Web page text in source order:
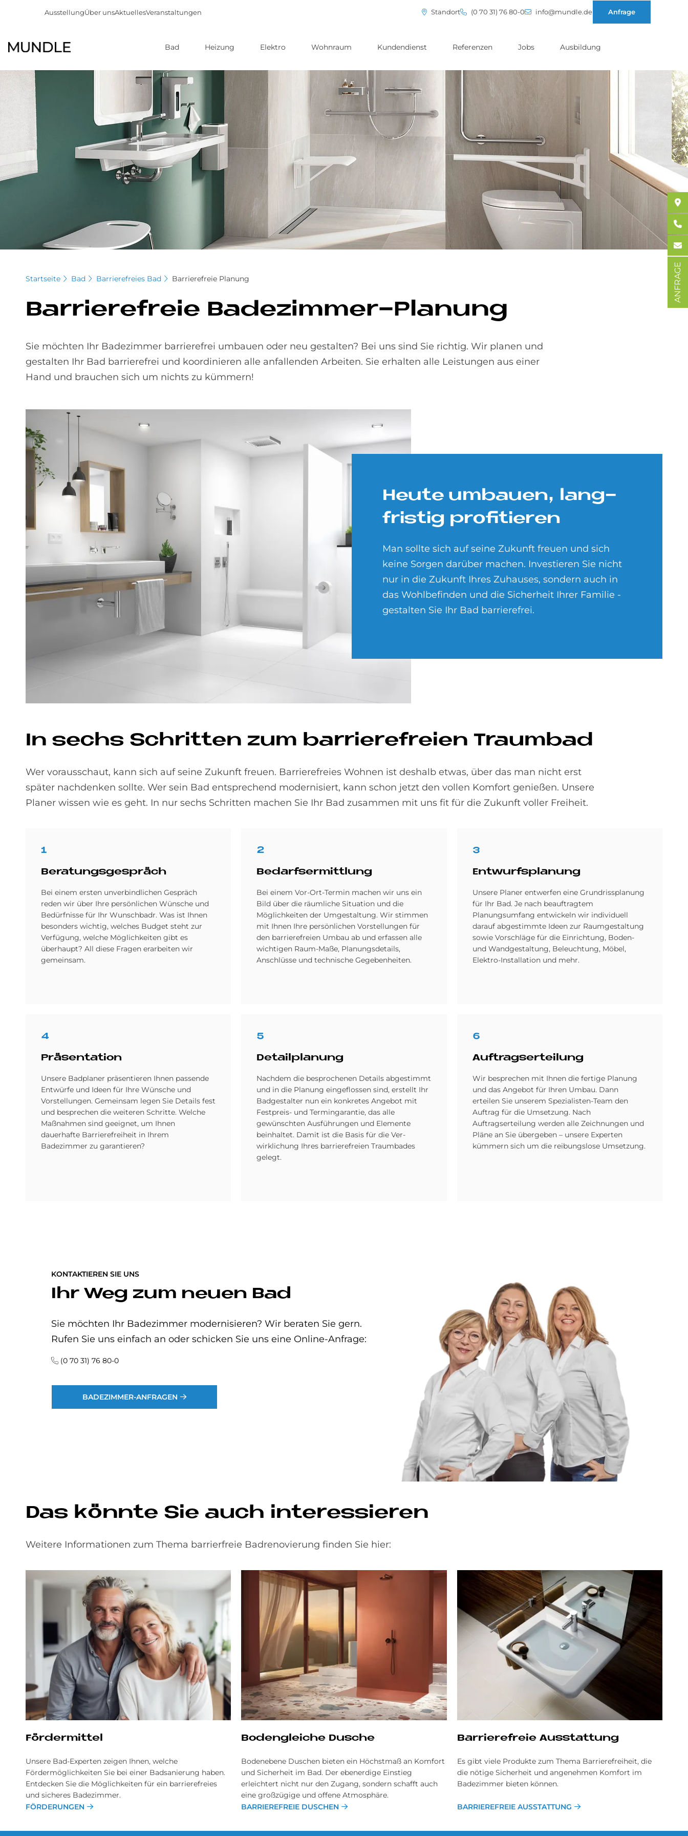
Direkt
Inhalt
AusstellungÜber unsAktuellesVeranstaltungen Standort (0 70 31) 76 80-0 info@mundle.de Anfrage
Bad Heizung Elektro Wohnraum Kundendienst Referenzen Jobs Ausbildung
Startseite Bad Barrierefreies Bad Barrierefreie Planung
Bar­rie­re­freie Ba­de­zim­mer-Pla­nung
Sie möchten Ihr Badezimmer barrierefrei umbauen oder neu gestalten? Bei uns sind Sie richtig. Wir planen und
gestalten Ihr Bad barrierefrei und koordinieren alle anfallenden Arbeiten. Sie erhalten alle Leistungen aus einer
Hand und brauchen sich um nichts zu kümmern!
Heu­te um­bau­en, lang­
fri­stig pro­fi­tie­ren
Man sollte sich auf seine Zukunft freuen und sich
keine Sorgen darüber machen. Investieren Sie nicht
nur in die Zukunft Ihres Zuhauses, sondern auch in
das Wohlbefinden und die Sicherheit Ihrer Familie -
gestalten Sie Ihr Bad barrierefrei.
In sechs Schrit­ten zum bar­rie­re­frei­en Traum­bad
Wer vorausschaut, kann sich auf seine Zukunft freuen. Barrierefreies Wohnen ist deshalb etwas, über das man nicht erst
später nachdenken sollte. Wer sein Bad entsprechend modernisiert, kann schon jetzt den vollen Komfort genießen. Unsere
Planer wissen wie es geht. In nur sechs Schritten machen Sie Ihr Bad zusammen mit uns fit für die Zukunft voller Freiheit.
1
Be­ra­tungs­ge­spräch
Bei einem ersten unverbindlichen Gespräch
reden wir über Ihre persönlichen Wünsche und
Bedürfnisse für Ihr Wunschbadr. Was ist Ihnen
besonders wichtig, welches Budget steht zur
Verfügung, welche Möglichkeiten gibt es
überhaupt? All diese Fragen erarbeiten wir
gemeinsam.
2
Be­darfs­er­mitt­lung
Bei einem Vor-Ort-Termin machen wir uns ein
Bild über die räumliche Situation und die
Möglichkeiten der Umgestaltung. Wir stimmen
mit Ihnen Ihre persönlichen Vorstellungen für
den barrierefreien Umbau ab und erfassen alle
wichtigen Raum-Maße, Planungsdetails,
Anschlüsse und technische Gegebenheiten.
3
Ent­wurfs­pla­nung
Unsere Planer entwerfen eine Grundrissplanung
für Ihr Bad. Je nach beauftragtem
Planungsumfang entwickeln wir individuell
darauf abgestimmte Ideen zur Raumgestaltung
sowie Vorschläge für die Einrichtung, Boden-
und Wandgestaltung, Beleuchtung, Möbel,
Elektro-Installation und mehr.
4
Prä­sen­ta­ti­on
Unsere Badplaner präsentieren Ihnen passende
Entwürfe und Ideen für Ihre Wünsche und
Vorstellungen. Gemeinsam legen Sie Details fest
und besprechen die weiteren Schritte. Welche
Maßnahmen sind geeignet, um Ihnen
dauerhafte Barrierefreiheit in Ihrem
Badezimmer zu garantieren?
5
De­tail­pla­nung
Nachdem die besprochenen Details abgestimmt
und in die Planung eingeflossen sind, erstellt Ihr
Badgestalter nun ein konkretes Angebot mit
Festpreis- und Termingarantie, das alle
gewünschten Ausführungen und Elemente
beinhaltet. Damit ist die Basis für die Ver­
wirklichung Ihres barrierefreien Traumbades
gelegt.
6
Auf­trags­er­tei­lung
Wir besprechen mit Ihnen die fertige Planung
und das Angebot für Ihren Umbau. Dann
erteilen Sie unserem Spezialisten-Team den
Auftrag für die Umsetzung. Nach
Auftragserteilung werden alle Zeichnungen und
Pläne an Sie übergeben – unsere Experten
kümmern sich um die reibungslose Umsetzung.
KONTAKTIEREN SIE UNS
Ihr Weg zum neuen Bad
Sie möchten Ihr Badezimmer modernisieren? Wir beraten Sie gern.
Rufen Sie uns einfach an oder schicken Sie uns eine Online-Anfrage:
(0 70 31) 76 80-0
BADEZIMMER-ANFRAGEN
Das könn­te Sie auch in­ter­es­sie­ren
Weitere Informationen zum Thema barrierfreie Badrenovierung finden Sie hier:
Fördermittel
Unsere Bad-Experten zeigen Ihnen, welche
Fördermöglichkeiten Sie bei einer Badsanierung haben.
Entdecken Sie die Möglichkeiten für ein barrierefreies
und sicheres Badezimmer.
FÖRDERUNGEN
Bodengleiche Dusche
Bodenebene Duschen bieten ein Höchstmaß an Komfort
und Sicherheit im Bad. Der ebenerdige Einstieg
erleichtert nicht nur den Zugang, sondern schafft auch
eine großzügige und offene Atmosphäre.
BARRIEREFREIE DUSCHEN
Barrierefreie Ausstattung
Es gibt viele Produkte zum Thema Barrierefreiheit, die
die nötige Sicherheit und angenehmen Komfort im
Badezimmer bieten können.
BARRIEREFREIE AUSSTATTUNG
ANFRAGE